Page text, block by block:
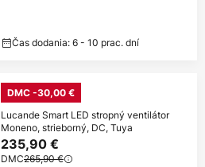
Čas dodania: 6 - 10 prac. dní
DMC -30,00 €
Lucande Smart LED stropný ventilátor
Moneno, strieborný, DC, Tuya
235,90 €
DMC265,90 €